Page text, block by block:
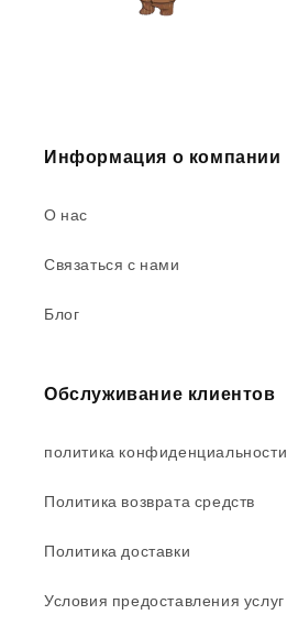
Информация о компании
О нас
Связаться с нами
Блог
Обслуживание клиентов
политика конфиденциальности
Политика возврата средств
Политика доставки
Условия предоставления услуг